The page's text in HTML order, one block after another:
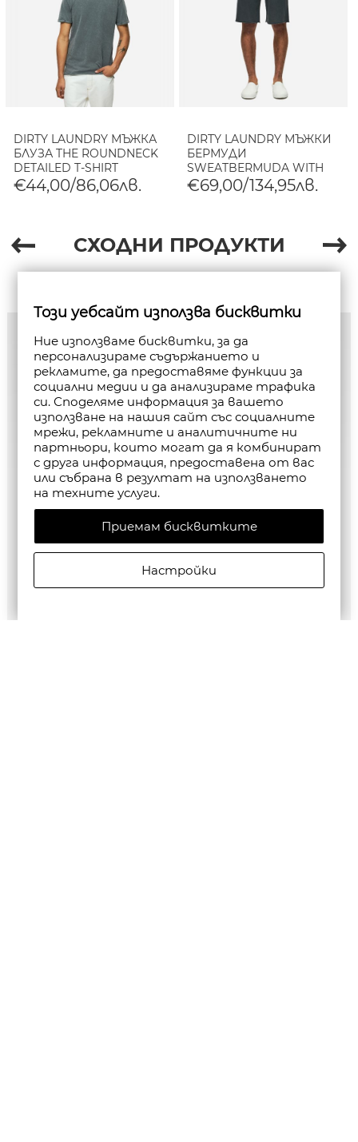
DIRTY LAUNDRY МЪЖКА
БЛУЗА THE ROUNDNECK
DETAILED T-SHIRT
VINTAGE GREY
€44,00/86,06лв.
DIRTY LAUNDRY МЪЖКИ
БЕРМУДИ
SWEATBERMUDA WITH
EMBROIDERY VINTAGE
BLACK
€69,00/134,95лв.
СХОДНИ ПРОДУКТИ
Този уебсайт използва бисквитки
Ние използваме бисквитки, за да
персонализираме съдържанието и
рекламите, да предоставяме функции за
социални медии и да анализираме трафика
си. Споделяме информация за вашето
използване на нашия сайт със социалните
мрежи, рекламните и аналитичните ни
партньори, които могат да я комбинират
с друга информация, предоставена от вас
или събрана в резултат на използването
на техните услуги.
Приемам бисквитките
Настройки